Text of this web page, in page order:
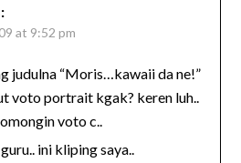
at 9:52 pm
judulna “Moris…kawaii da ne!”
voto portrait kgak? keren luh..
voto c..
ini kliping saya..